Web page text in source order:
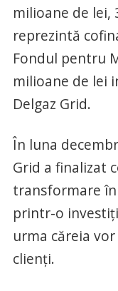
milioane de lei,
reprezintă
Fondul pentru
milioane de lei
Delgaz Grid.
În luna
Grid a finalizat
transformare în
printr-o
urma căreia
clienţi.